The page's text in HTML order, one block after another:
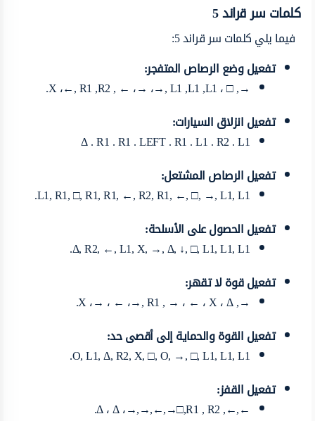
كلمات سر قراند 5
فيما يلي كلمات سر قراند 5:
تفعيل وضع الرصاص المتفجر:
→, □ ، X ،←, R1 ,R2 , ← ،→ ،→, L1 ,L1 ,L1.
تفعيل انزلاق السيارات:
Δ . R1 . R1 . LEFT . R1 . L1 . R2 . L1
تفعيل الرصاص المشتعل:
L1, R1, □, R1, R1, ←, R2, R1, ←, □, →, L1, L1.
تفعيل الحصول على الأسلحة:
Δ, R2, ←, L1, X, →, Δ, ↓, □, L1, L1, L1.
تفعيل قوة لا تقهر:
→, X ،→ ، ← ،→, R1 , → ، ← ، X ، Δ.
تفعيل القوة والحماية إلى أقصى حد:
O, L1, Δ, R2, X, □, O, →, □, L1, L1, L1.
تفعيل القفز:
←,←, Δ ، Δ ،→,→,←,→□,R1 , R2.